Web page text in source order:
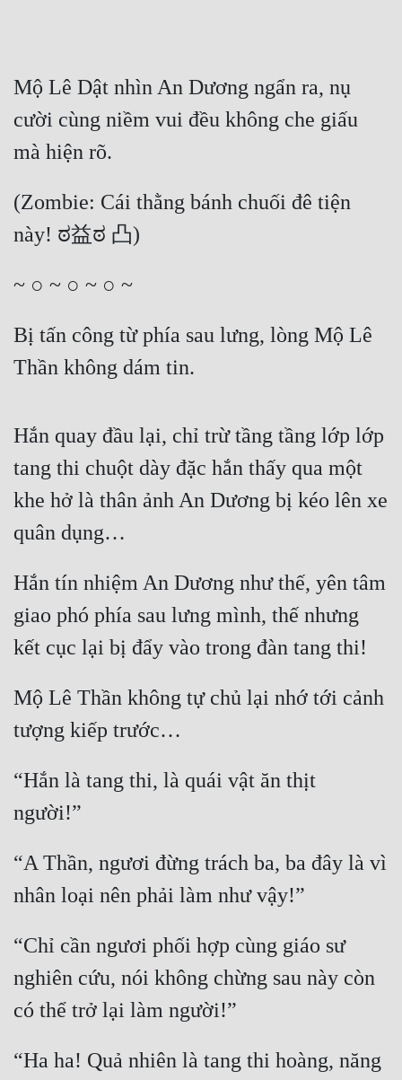
Mộ Lê Dật nhìn An Dương ngẩn ra, nụ
cười cùng niềm vui đều không che giấu
mà hiện rõ.
(Zombie: Cái thằng bánh chuối đê tiện
này! ಠ益ಠ 凸)
~ ○ ~ ○ ~ ○ ~
Bị tấn công từ phía sau lưng, lòng Mộ Lê
Thần không dám tin.
Hắn quay đầu lại, chỉ trừ tầng tầng lớp lớp
tang thi chuột dày đặc hắn thấy qua một
khe hở là thân ảnh An Dương bị kéo lên xe
quân dụng…
Hắn tín nhiệm An Dương như thế, yên tâm
giao phó phía sau lưng mình, thế nhưng
kết cục lại bị đẩy vào trong đàn tang thi!
Mộ Lê Thần không tự chủ lại nhớ tới cảnh
tượng kiếp trước…
“Hắn là tang thi, là quái vật ăn thịt
người!”
“A Thần, ngươi đừng trách ba, ba đây là vì
nhân loại nên phải làm như vậy!”
“Chỉ cần ngươi phối hợp cùng giáo sư
nghiên cứu, nói không chừng sau này còn
có thể trở lại làm người!”
“Ha ha! Quả nhiên là tang thi hoàng, năng